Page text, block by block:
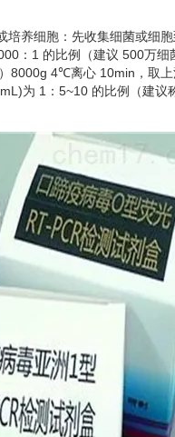
培养细胞：先收集细菌或细
：1 的比例（建议 500万
8000g 4℃离心 10min，取
为 1：5~10 的比例（建